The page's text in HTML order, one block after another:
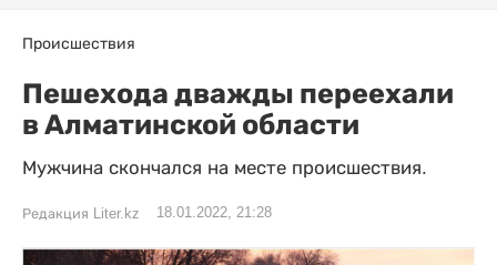
Происшествия
Пешехода дважды переехали
в Алматинской области
Мужчина скончался на месте происшествия.
Редакция Liter.kz 18.01.2022, 21:28